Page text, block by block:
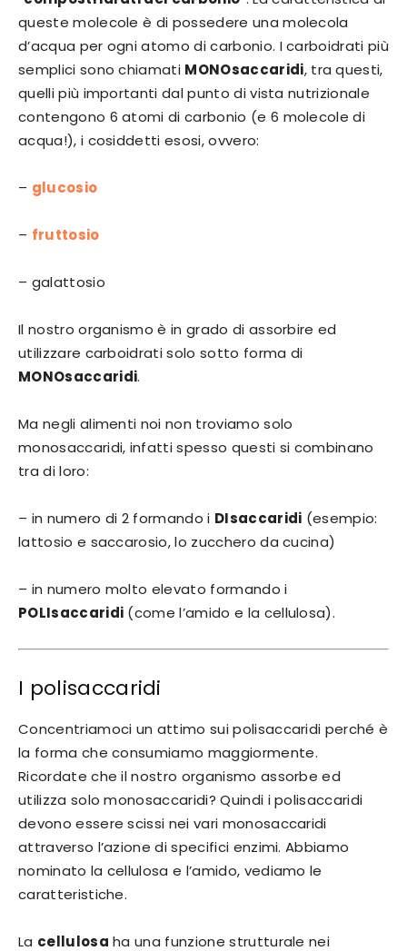
queste molecole è di possedere una molecola
d’acqua per ogni atomo di carbonio. I carboidrati più
semplici sono chiamati MONOsaccaridi, tra questi,
quelli più importanti dal punto di vista nutrizionale
contengono 6 atomi di carbonio (e 6 molecole di
acqua!), i cosiddetti esosi, ovvero:
– glucosio
– fruttosio
– galattosio
Il nostro organismo è in grado di assorbire ed
utilizzare carboidrati solo sotto forma di
MONOsaccaridi.
Ma negli alimenti noi non troviamo solo
monosaccaridi, infatti spesso questi si combinano
tra di loro:
– in numero di 2 formando i DIsaccaridi (esempio:
lattosio e saccarosio, lo zucchero da cucina)
– in numero molto elevato formando i
POLIsaccaridi (come l’amido e la cellulosa).
I polisaccaridi
Concentriamoci un attimo sui polisaccaridi perché è
la forma che consumiamo maggiormente.
Ricordate che il nostro organismo assorbe ed
utilizza solo monosaccaridi? Quindi i polisaccaridi
devono essere scissi nei vari monosaccaridi
attraverso l’azione di specifici enzimi. Abbiamo
nominato la cellulosa e l’amido, vediamo le
caratteristiche.
La cellulosa ha una funzione strutturale nei